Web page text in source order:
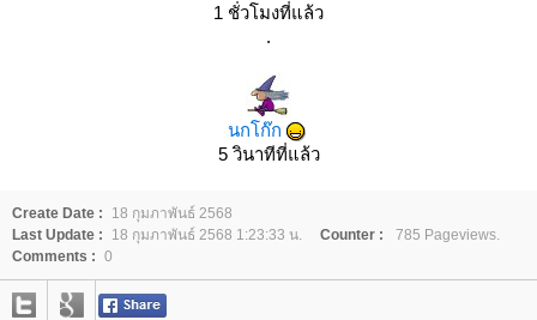
1 ชั่วโมงที่แล้ว
.
นกโก๊ก
5 วินาทีที่แล้ว
Create Date :
18 กุมภาพันธ์ 2568
Last Update :
18 กุมภาพันธ์ 2568 1:23:33 น. Counter :
785 Pageviews.
Comments : 0